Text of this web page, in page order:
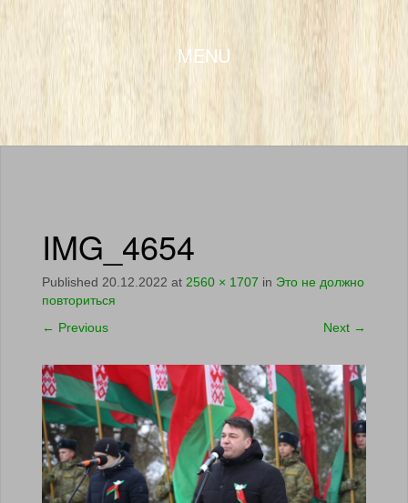
MENU
SKIP TO CONTENT
IMG_4654
Published 20.12.2022 at 2560 × 1707 in Это не должно
повториться
← Previous Next →